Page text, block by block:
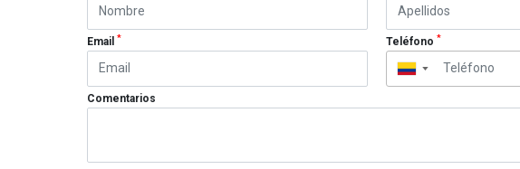
Email* Teléfono *
▼
Comentarios